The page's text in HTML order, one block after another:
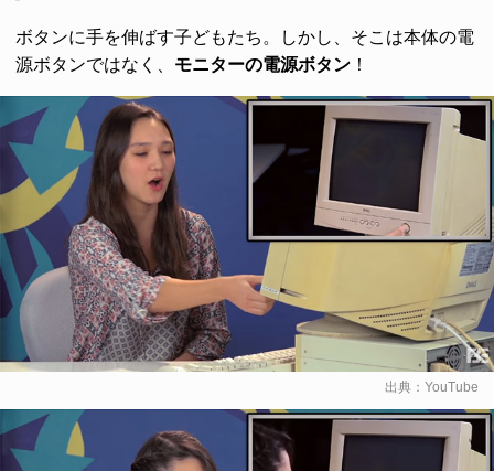
ボタンに手を伸ばす子どもたち。しかし、そこは本体の電
源ボタンではなく、 モニターの電源ボタン ！
出典： YouTube